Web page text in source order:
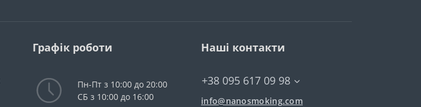
Графік роботи
Пн-Пт з 10:00 до 20:00
СБ з 10:00 до 16:00
Наші контакти
+38 095 617 09 98
info@nanosmoking.com